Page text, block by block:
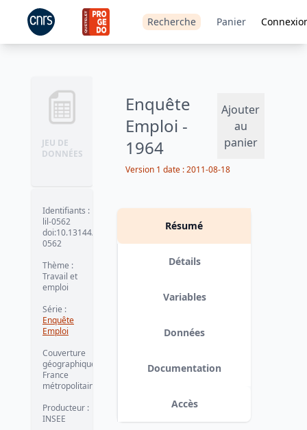
Recherche Panier
JEU DE
DONNÉES
Enquête
Emploi -
1964
Ajouter
au
panier
Version 1 date :2011-08-18
Identifiants :
lil-0562
doi:10.13144/lil-
0562
Thème :
Travail et
emploi
Série :
Enquête
Emploi
Couverture
géographique
France
métropolitaine
Producteur :
INSEE
Résumé
Détails
Variables
Données
Documentation
Accès